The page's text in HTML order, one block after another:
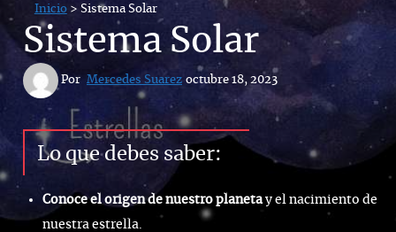
Inicio> Sistema Solar
Sistema Solar
Por Mercedes Suarez octubre 18, 2023
Lo que debes saber:
Conoce el origen de nuestro planetay el nacimiento de
nuestra estrella.